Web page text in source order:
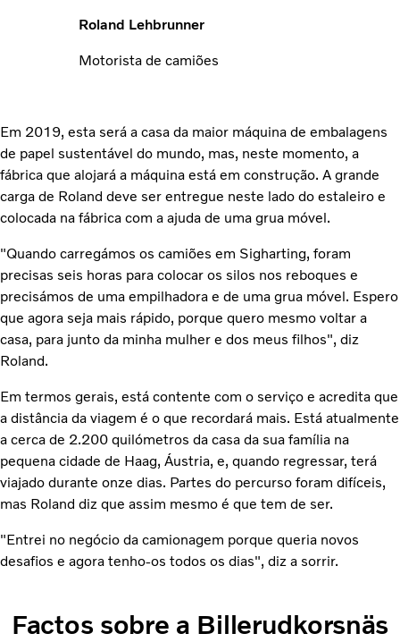
Roland Lehbrunner
Motorista de camiões
Em 2019, esta será a casa da maior máquina de embalagens
de papel sustentável do mundo, mas, neste momento, a
fábrica que alojará a máquina está em construção. A grande
carga de Roland deve ser entregue neste lado do estaleiro e
colocada na fábrica com a ajuda de uma grua móvel.
"Quando carregámos os camiões em Sigharting, foram
precisas seis horas para colocar os silos nos reboques e
precisámos de uma empilhadora e de uma grua móvel. Espero
que agora seja mais rápido, porque quero mesmo voltar a
casa, para junto da minha mulher e dos meus filhos", diz
Roland.
Em termos gerais, está contente com o serviço e acredita que
a distância da viagem é o que recordará mais. Está atualmente
a cerca de 2.200 quilómetros da casa da sua família na
pequena cidade de Haag, Áustria, e, quando regressar, terá
viajado durante onze dias. Partes do percurso foram difíceis,
mas Roland diz que assim mesmo é que tem de ser.
"Entrei no negócio da camionagem porque queria novos
desafios e agora tenho-os todos os dias", diz a sorrir.
Factos sobre a Billerudkorsnäs